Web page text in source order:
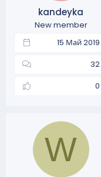
kandeyka
New member
15 Май 2019
32
0
W